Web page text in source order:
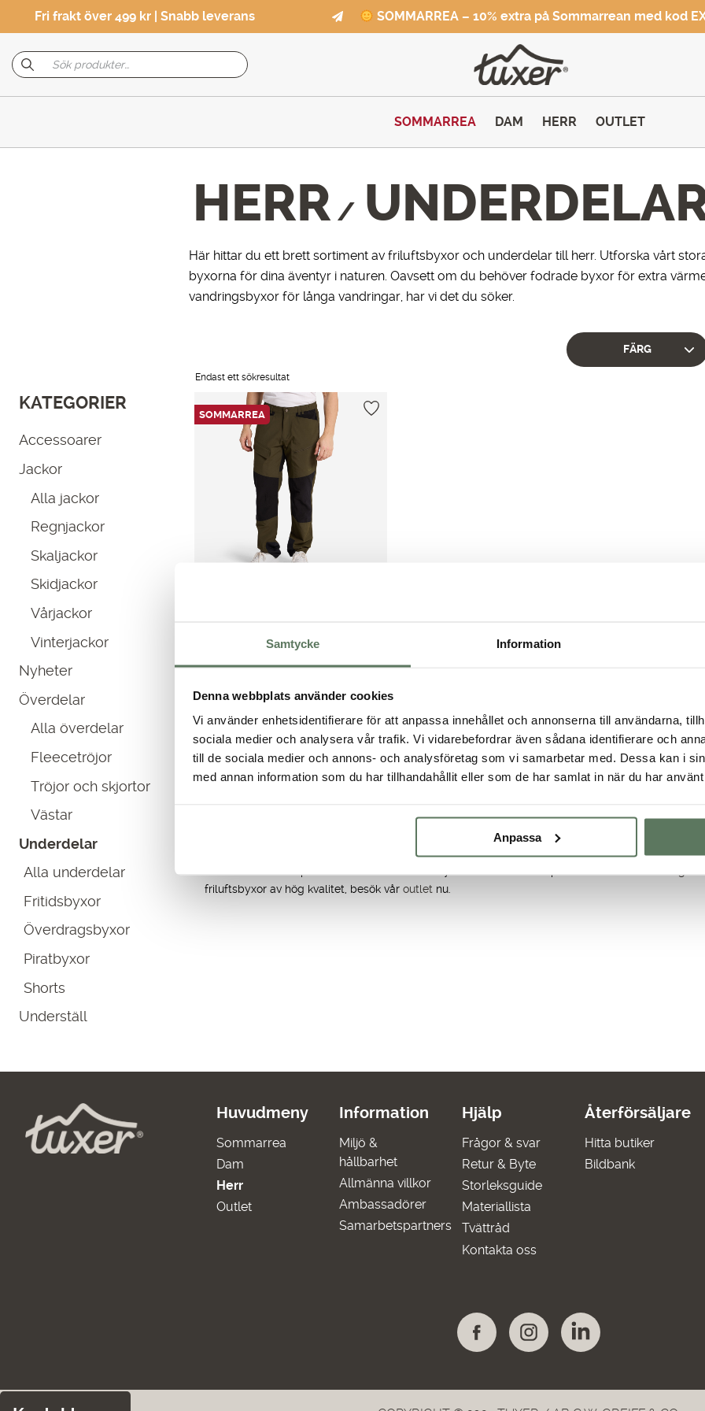
Samtycke Information
Denna webbplats använder cookies
Vi använder enhetsidentifierare för att anpassa innehållet och annonserna till användarna,
sociala medier och analysera vår trafik. Vi vidarebefordrar även sådana identifierare och
till de sociala medier och annons- och analysföretag som vi samarbetar med. Dessa kan i
med annan information som du har tillhandahållit eller som de har samlat in när du har
Anpassa
Fri frakt över 499 kr | Snabb leverans SOMMARREA – 10% extra på Sommarrean med kod
SOMMARREA DAM HERR OUTLET
HERR /
Här hittar du ett brett sortiment av friluftsbyxor och underdelar till herr. Utforska vårt
byxorna för dina äventyr i naturen. Oavsett om du behöver fodrade byxor för extra
vandringsbyxor för långa vandringar, har vi det du söker.
Endast ett sökresultat
FÄRG
KATEGORIER
Accessoarer
Jackor
Alla jackor
Regnjackor
Skaljackor
Skidjackor
Vårjackor
Vinterjackor
Nyheter
Överdelar
Alla överdelar
Fleecetröjor
Tröjor och skjortor
Västar
Underdelar
Alla underdelar
Fritidsbyxor
Överdragsbyxor
Piratbyxor
Shorts
Underställ
SOMMARREA
1,099.00kr
Det
699.00kr
Det
Vårt sortiment inkluderarfodrade byxoroch underdelar för herr som håller dig varm och
För vandringsentusiaster har vi ett brett utbud av vandringsbyxor för herr som är designade
Våra underdelar är tillverkade av högkvalitativa material som är både lätta och hållbara, vilket
friluftsbyxor av hög kvalitet, besök vår outlet nu.
Huvudmeny
Sommarrea
Dam
Herr
Outlet
Information
Miljö &
hållbarhet
Allmänna villkor
Ambassadörer
Samarbetspartners
Hjälp
Frågor & svar
Retur & Byte
Storleksguide
Materiallista
Tvättråd
Kontakta oss
Återförsäljare
Hitta butiker
Bildbank